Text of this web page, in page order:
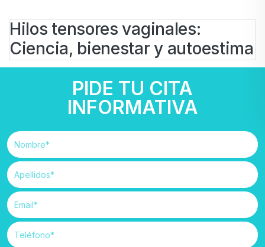
Hilos tensores vaginales:
Ciencia, bienestar y autoestima
11 DE JUNIO DE 2025
Ginecología estética # hilos tensores vaginales
PIDE TU CITA
INFORMATIVA